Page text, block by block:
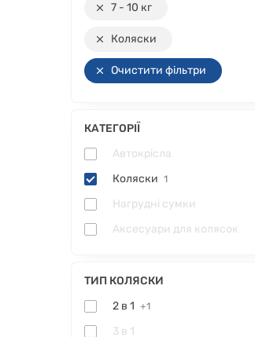
7 - 10 кг
Коляски
Очистити фільтри
КАТЕГОРІЇ
Автокрісла
Коляски 1
Нагрудні сумки
Аксесуари для колясок
ТИП КОЛЯСКИ
2 в 1 +1
3 в 1